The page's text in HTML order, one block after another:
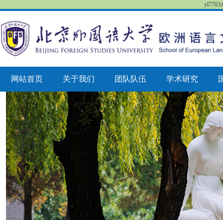
yl7703
网站首页 关于我们 团队队伍 学术研究